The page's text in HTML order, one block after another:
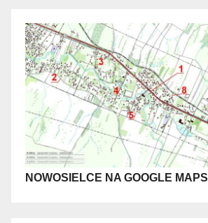
NOWOSIELCE NA GOOGLE MAPS